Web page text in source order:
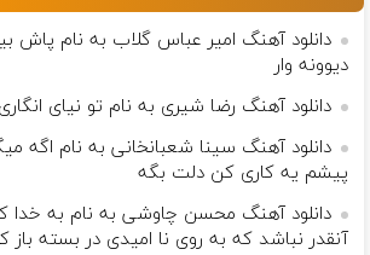
دانلود آهنگ امیر عباس گلاب به نام پاش
دیوونه وار
دانلود آهنگ رضا شیری به نام تو نیای
دانلود آهنگ سینا شعبانخانی به نام
پیشم یه کاری کن دلت بگه
دانلود آهنگ محسن چاوشی به نام به خدا
آنقدر نباشد که به روی نا امیدی در بسته باز